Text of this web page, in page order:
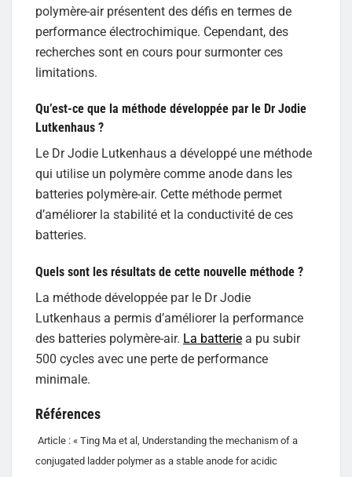
polymère-air présentent des défis en termes de
performance électrochimique. Cependant, des
recherches sont en cours pour surmonter ces
limitations.
Qu’est-ce que la méthode développée par le Dr Jodie
Lutkenhaus ?
Le Dr Jodie Lutkenhaus a développé une méthode
qui utilise un polymère comme anode dans les
batteries polymère-air. Cette méthode permet
d’améliorer la stabilité et la conductivité de ces
batteries.
Quels sont les résultats de cette nouvelle méthode ?
La méthode développée par le Dr Jodie
Lutkenhaus a permis d’améliorer la performance
des batteries polymère-air. La batterie a pu subir
500 cycles avec une perte de performance
minimale.
Références
Article : « Ting Ma et al, Understanding the mechanism of a
conjugated ladder polymer as a stable anode for acidic